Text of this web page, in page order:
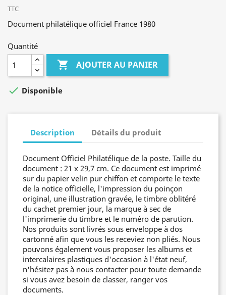
TTC
Document philatélique officiel France 1980
Quantité
 AJOUTER AU PANIER
 Disponible
Description Détails du produit
Document Officiel Philatélique de la poste. Taille du
document : 21 x 29,7 cm. Ce document est imprimé
sur du papier velin pur chiffon et comporte le texte
de la notice officielle, l'impression du poinçon
original, une illustration gravée, le timbre oblitéré
du cachet premier jour, la marque à sec de
l'imprimerie du timbre et le numéro de parution.
Nos produits sont livrés sous enveloppe à dos
cartonné afin que vous les receviez non pliés. Nous
pouvons également vous proposer les albums et
intercalaires plastiques d'occasion à l'état neuf,
n'hésitez pas à nous contacter pour toute demande
si vous avez besoin de classer, ranger vos
documents.